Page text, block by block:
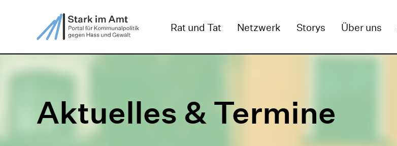
ZUM HAUPTINHALT SPRINGEN
Rat und Tat Netzwerk Storys Über uns
Aktuelles & Termine